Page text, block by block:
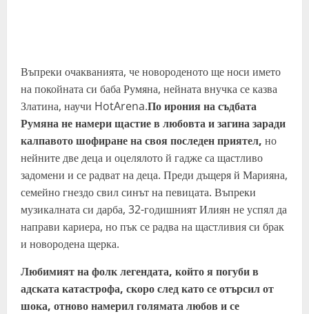
Въпреки очакванията, че новороденото ще носи името
на покойната си баба Румяна, нейната внучка се казва
Златина, научи HotArena.По ирония на съдбата
Румяна не намери щастие в любовта и загина заради
калпавото шофиране на своя последен приятел, но
нейните две деца и оцелялото й гадже са щастливо
задомени и се радват на деца. Преди дъщеря й Марияна,
семейно гнездо свил синът на певицата. Въпреки
музикалната си дарба, 32-годишният Илиян не успял да
направи кариера, но пък се радва на щастливия си брак
и новородена щерка.
Любимият на фолк легендата, който я погуби в
адската катастрофа, скоро след като се отърсил от
шока, отново намерил голямата любов и се